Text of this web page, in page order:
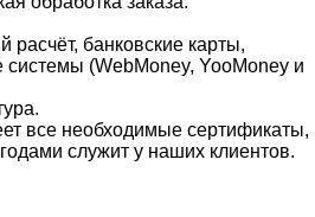
банковские карты,
(WebMoney, YooMoney и
все необходимые сертификаты,
служит у наших клиентов.